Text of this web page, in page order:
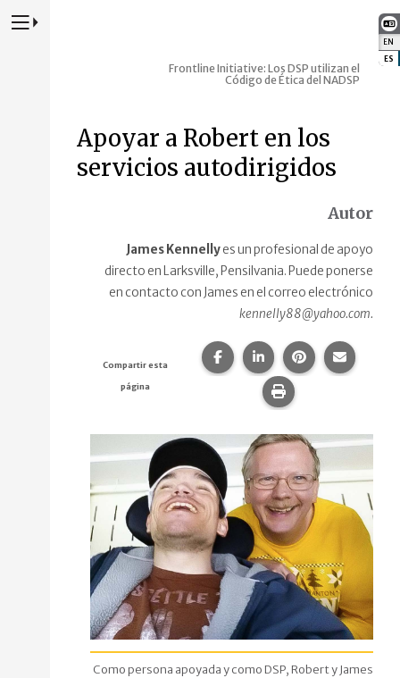
EN
ES
Presione para alternar la navegación principal del sitio web
Frontline Initiative: Los DSP utilizan el
Código de Ética del NADSP
Apoyar a Robert en los
servicios autodirigidos
Autor
James Kennellyes un profesional de apoyo
directo en Larksville, Pensilvania. Puede ponerse
en contacto con James en el correo electrónico
kennelly88@yahoo.com.
Compartir esta
página
Compartir esta página en
Compartir esta
Compartir
Imprime esta
Como persona apoyada y como DSP, Robert y James